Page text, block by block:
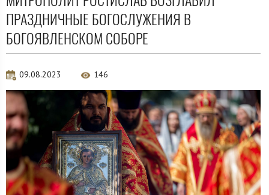
ПРАЗДНИЧНЫЕ БОГОСЛУЖЕНИЯ В
БОГОЯВЛЕНСКОМ СОБОРЕ
09.08.2023 146